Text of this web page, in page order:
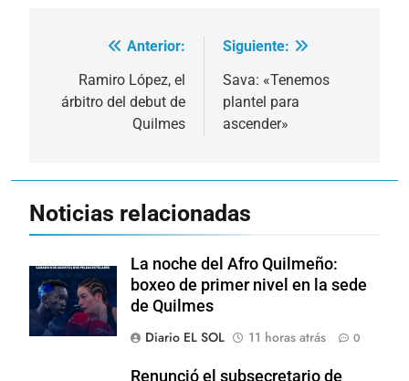
Navegación
entradas
Anterior:
Ramiro López, el
árbitro del debut de
Quilmes
Siguiente:
Sava: «Tenemos
plantel para
ascender»
Noticias relacionadas
La noche del Afro Quilmeño:
boxeo de primer nivel en la sede
de Quilmes
Diario EL SOL
11 horas atrás 0
Renunció el subsecretario de